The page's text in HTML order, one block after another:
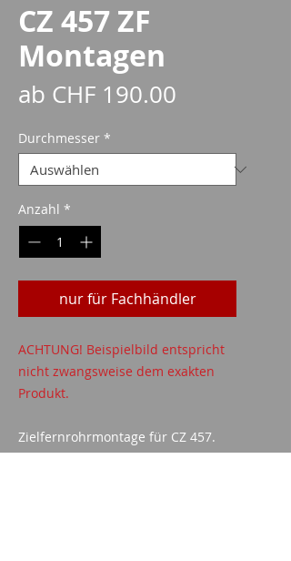
CZ 457 ZF
Montagen
ab CHF 190.00
Durchmesser *
Anzahl *
nur für Fachhändler
ACHTUNG! Beispielbild entspricht
nicht zwangsweise dem exakten
Produkt.
Zielfernrohrmontage für CZ 457.